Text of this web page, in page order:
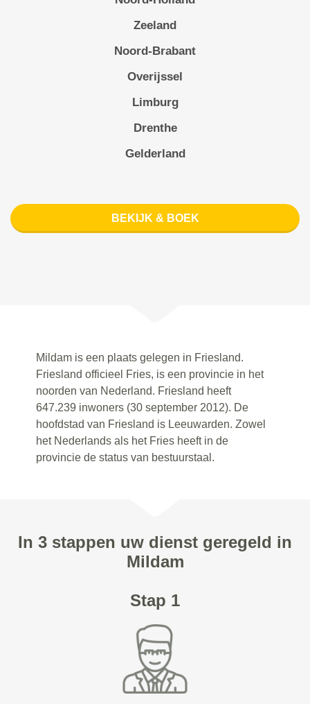
Zeeland
Noord-Brabant
Overijssel
Limburg
Drenthe
Gelderland
BEKIJK & BOEK
Mildam is een plaats gelegen in Friesland.
Friesland officieel Fries, is een provincie in het
noorden van Nederland. Friesland heeft
647.239 inwoners (30 september 2012). De
hoofdstad van Friesland is Leeuwarden. Zowel
het Nederlands als het Fries heeft in de
provincie de status van bestuurstaal.
In 3 stappen uw dienst geregeld in
Mildam
Stap 1